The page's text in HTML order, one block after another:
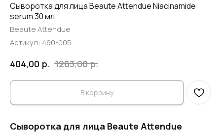
Сыворотка для лица Beaute Attendue Niacinamide
serum 30 мл
Beaute Attendue
Артикул: 490-005
404,00 р. 1283,00 р.
В корзину
Сыворотка для лица Beaute Attendue